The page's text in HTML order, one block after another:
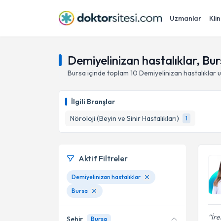
Uzmanlar
Demiyelinizan hastalıklar,
Bursa içinde toplam 10 Demiyelinizan hastalıklar
İlgili Branşlar
Nöroloji (Beyin ve Sinir Hastalıkları)
1
Aktif Filtreler
Demiyelinizan hastalıklar
Bursa
Şehir Bursa